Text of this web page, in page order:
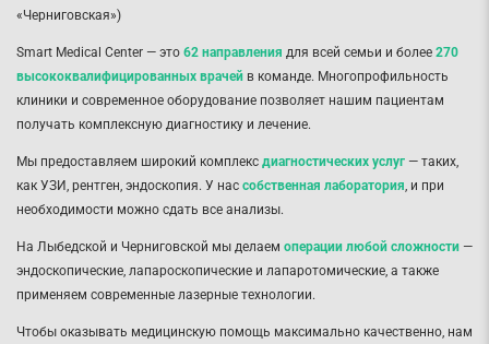
«Черниговская»)
Smart Medical Center — это 62 направления для всей семьи и более 270
высококвалифицированных врачей в команде. Многопрофильность
клиники и современное оборудование позволяет нашим пациентам
получать комплексную диагностику и лечение.
Мы предоставляем широкий комплекс диагностических услуг — таких,
как УЗИ, рентген, эндоскопия. У нас собственная лаборатория, и при
необходимости можно сдать все анализы.
На Лыбедской и Черниговской мы делаем операции любой сложности —
эндоскопические, лапароскопические и лапаротомические, а также
применяем современные лазерные технологии.
Чтобы оказывать медицинскую помощь максимально качественно, нам